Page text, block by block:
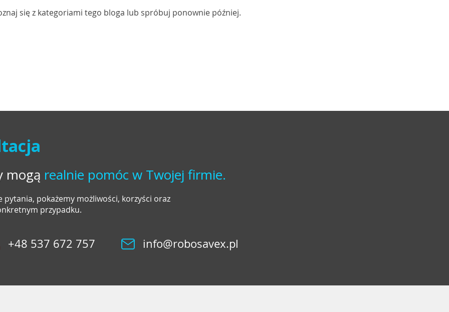
się z kategoriami tego bloga lub spróbuj ponownie później.
mogą realnie pomóc w Twojej firmie.
pokażemy możliwości, korzyści oraz
przypadku.
+48 537 672 757 info@robosavex.pl